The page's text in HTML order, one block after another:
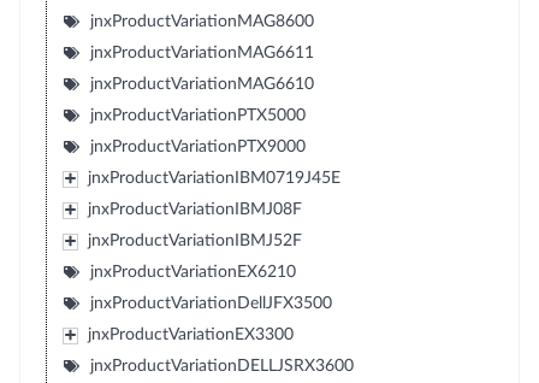
jnxProductVariationMAG8600
jnxProductVariationMAG6611
jnxProductVariationMAG6610
jnxProductVariationPTX5000
jnxProductVariationPTX9000
jnxProductVariationIBM0719J45E
jnxProductVariationIBMJ08F
jnxProductVariationIBMJ52F
jnxProductVariationEX6210
jnxProductVariationDellJFX3500
jnxProductVariationEX3300
jnxProductVariationDELLJSRX3600